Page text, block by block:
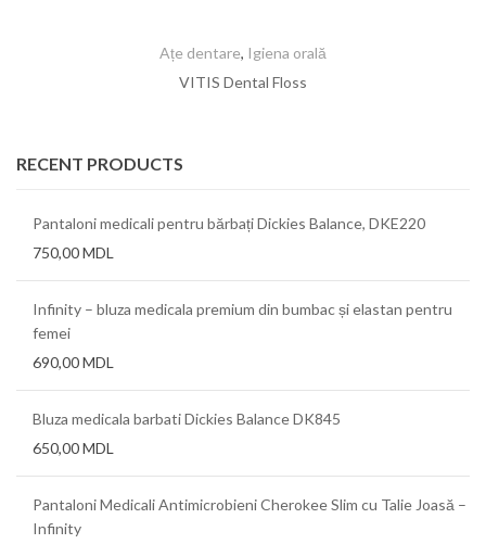
Ațe dentare, Igiena orală
VITIS Dental Floss
RECENT PRODUCTS
Pantaloni medicali pentru bărbați Dickies Balance, DKE220
750,00MDL
Infinity – bluza medicala premium din bumbac și elastan pentru
femei
690,00MDL
Bluza medicala barbati Dickies Balance DK845
650,00MDL
Pantaloni Medicali Antimicrobieni Cherokee Slim cu Talie Joasă –
Infinity